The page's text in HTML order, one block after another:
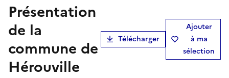
présentation
de la
commune de
Hérouville
Télécharger
Ajouter
à ma
sélection